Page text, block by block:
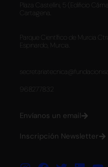
Plaza Castellini, 5 (Edificio
Cartagena.
Parque Científico de Murcia
Espinardo, Murcia.
968277832
Envíanos un email
Inscripción Newsletter